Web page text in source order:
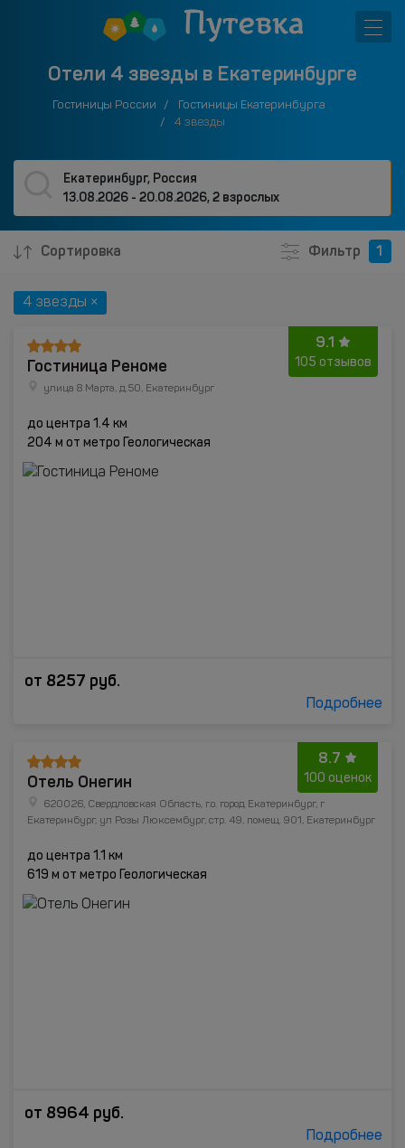
Отели 4 звезды в Екатеринбурге
Гостиницы России
Гостиницы Екатеринбурга
4 звезды
Екатеринбург, Россия
13.08.2026 - 20.08.2026,2 взрослых
Сортировка Фильтр 1
4 звезды ×
9.1
105 отзывов
Гостиница Реноме
улица 8 Марта, д.50, Екатеринбург
до центра 1.4 км
204 м от метро Геологическая
от 8257 руб.
Подробнее
8.7
100 оценок
Отель Онегин
620026, Свердловская Область, г.о. город Екатеринбург, г
Екатеринбург, ул Розы Люксембург, стр. 49, помещ. 901, Екатеринбург
до центра 1.1 км
619 м от метро Геологическая
от 8964 руб.
Подробнее